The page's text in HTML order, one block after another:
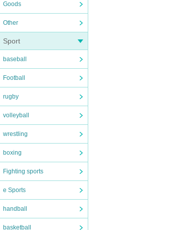
Goods
Other
Sport
baseball
Football
rugby
volleyball
wrestling
boxing
Fighting sports
e Sports
handball
basketball